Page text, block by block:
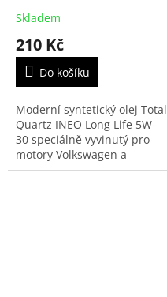
Skladem
210 Kč
Do košíku
Moderní syntetický olej Total
Quartz INEO Long Life 5W-
30 speciálně vyvinutý pro
motory Volkswagen a
Porsche, tedy i vozy Škoda,